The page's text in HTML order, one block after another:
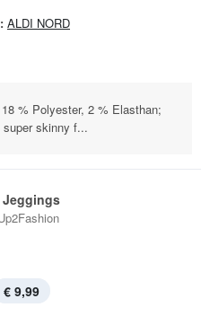
ALDI NORD
% Polyester, 2 % Elasthan;
skinny f...
Jeggings
€ 9,99